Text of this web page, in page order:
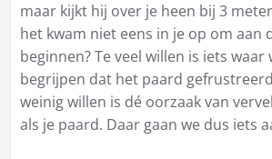
maar kijkt hij over je heen bij 3
het kwam niet eens in je op om aan
beginnen? Te veel willen is iets waar
begrijpen dat het paard
weinig willen is dé oorzaak van
als je paard. Daar gaan we dus iets